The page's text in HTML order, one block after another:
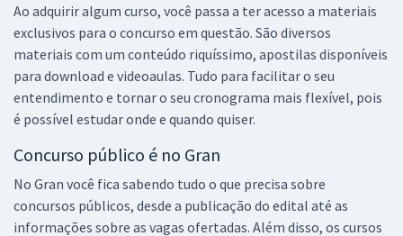
Ao adquirir algum curso, você passa a ter acesso a materiais
exclusivos para o concurso em questão. São diversos
materiais com um conteúdo riquíssimo, apostilas disponíveis
para download e videoaulas. Tudo para facilitar o seu
entendimento e tornar o seu cronograma mais flexível, pois
é possível estudar onde e quando quiser.
Concurso público é no Gran
No Gran você fica sabendo tudo o que precisa sobre
concursos públicos, desde a publicação do edital até as
informações sobre as vagas ofertadas. Além disso, os cursos